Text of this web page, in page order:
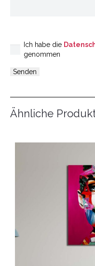
Ich habe die
genommen
Ähnliche